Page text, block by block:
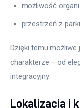
możliwość
przestrzeń z
Dzięki temu
charakterze – od
integracyjny.
Lokalizacja i